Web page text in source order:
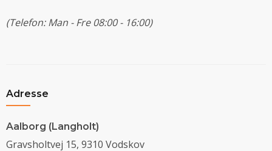
(Telefon: Man - Fre 08:00 - 16:00)
Adresse
Aalborg (Langholt)
Gravsholtvej 15, 9310 Vodskov